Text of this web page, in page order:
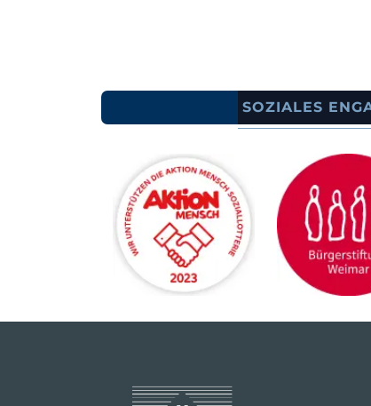
SOZIALES